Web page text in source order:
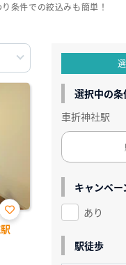
お気
に入
条件での絞込みも簡単！
選択中の条
車折神社駅
キャンペー
あり
駅徒歩